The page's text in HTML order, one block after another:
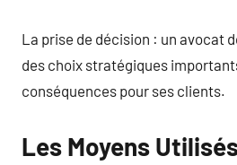
La prise de décision : un avocat
des choix stratégiques
conséquences pour ses clients.
Les Moyens